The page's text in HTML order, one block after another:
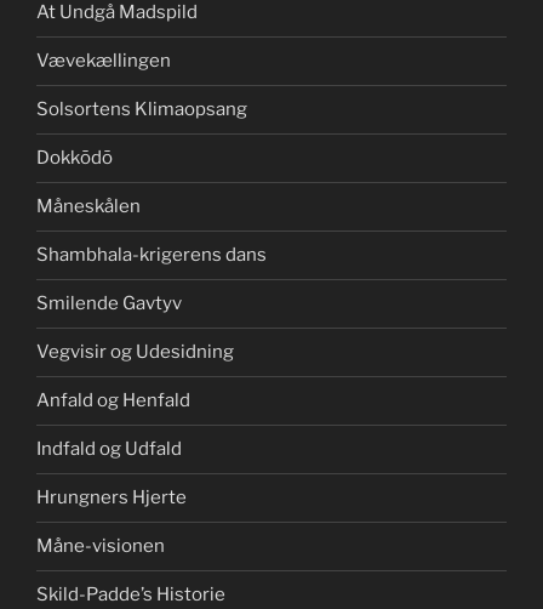
At Undgå Madspild
Vævekællingen
Solsortens Klimaopsang
Dokkōdō
Måneskålen
Shambhala-krigerens dans
Smilende Gavtyv
Vegvisir og Udesidning
Anfald og Henfald
Indfald og Udfald
Hrungners Hjerte
Måne-visionen
Skild-Padde’s Historie